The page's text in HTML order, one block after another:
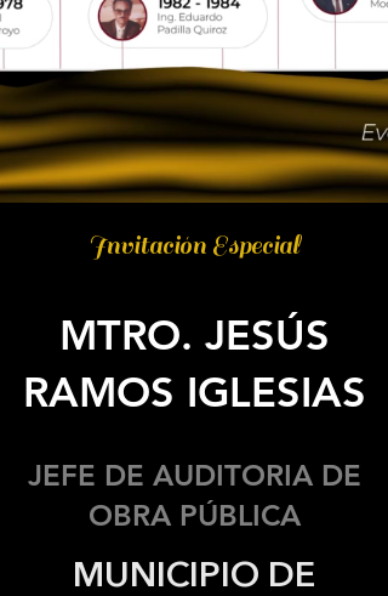
Invitación Especial
MTRO. JESÚS
RAMOS IGLESIAS
JEFE DE AUDITORIA DE
OBRA PÚBLICA
MUNICIPIO DE